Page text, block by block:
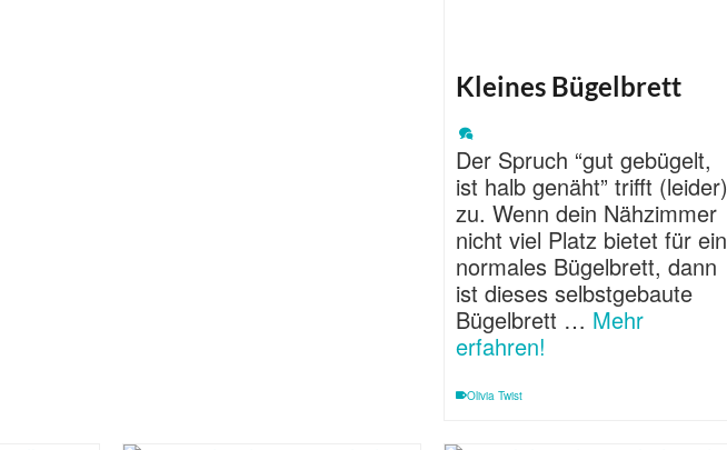
Kleines Bügelbrett
Der Spruch “gut gebügelt,
ist halb genäht” trifft (leider)
zu. Wenn dein Nähzimmer
nicht viel Platz bietet für ein
normales Bügelbrett, dann
ist dieses selbstgebaute
Bügelbrett … Mehr
erfahren!
Olivia Twist